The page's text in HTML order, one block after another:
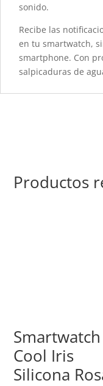
sonido.
Recibe las
en tu smartwatch,
smartphone. Con
salpicaduras de
Productos
Smartwatch
Cool Iris
Silicona